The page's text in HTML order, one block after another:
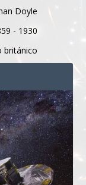
Doyle
- 1930
británico